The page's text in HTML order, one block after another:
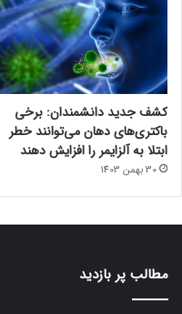
کشف جدید دانشمندان: برخی
باکتری‌های دهان می‌توانند خطر
ابتلا به آلزایمر را افزایش دهند
30 بهمن 1403
مطالب پر بازدید